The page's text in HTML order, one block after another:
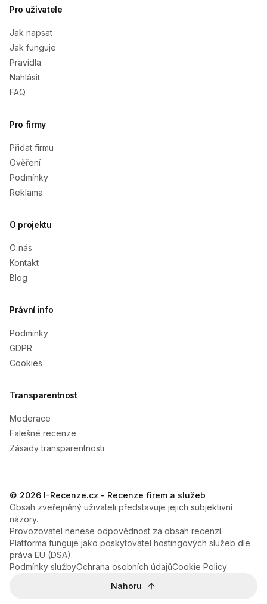
Pro uživatele
Jak napsat
Jak funguje
Pravidla
Nahlásit
FAQ
Pro firmy
Přidat firmu
Ověření
Podmínky
Reklama
O projektu
O nás
Kontakt
Blog
Právní info
Podmínky
GDPR
Cookies
Transparentnost
Moderace
Falešné recenze
Zásady transparentnosti
© 2026 I-Recenze.cz - Recenze firem a služeb
Obsah zveřejněný uživateli představuje jejich subjektivní
názory.
Provozovatel nenese odpovědnost za obsah recenzí.
Platforma funguje jako poskytovatel hostingových služeb dle
práva EU (DSA).
Podmínky službyOchrana osobních údajůCookie Policy
Nahoru